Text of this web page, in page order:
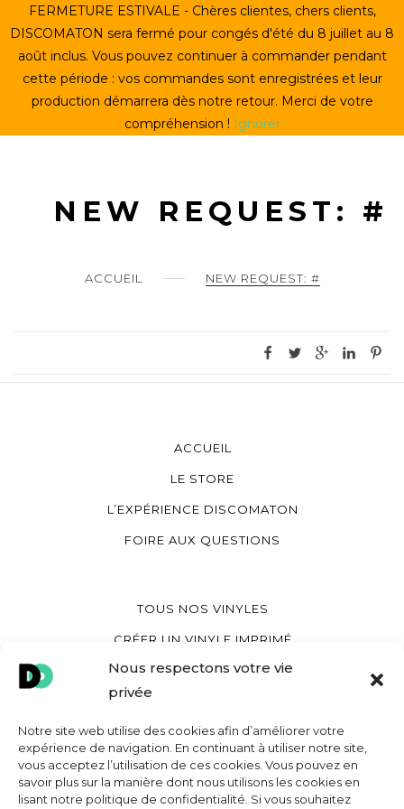
Nous respectons votre vie
privée
Notre site web utilise des cookies afin d’améliorer votre
expérience de navigation. En continuant à utiliser notre site,
vous acceptez l’utilisation de ces cookies. Vous pouvez en
savoir plus sur la manière dont nous utilisons les cookies en
lisant notre politique de confidentialité. Si vous souhaitez
to
content
ACCUEIL
CRÉER UN VINYLE
LE STORE
ACCUEIL NEW REQUEST: #
NEW REQUEST: #
ACCUEIL
LE STORE
L’EXPÉRIENCE DISCOMATON
FOIRE AUX QUESTIONS
TOUS NOS VINYLES
CRÉER UN VINYLE IMPRIMÉ
CRÉER UN VINYLE COEUR
CRÉER UNE POCHETTE VINYLE
MON COMPTE
CONTACT
FERMETURE ESTIVALE - Chères clientes, chers clients,
DISCOMATON sera fermé pour congés d'été du 8 juillet au 8
août inclus. Vous pouvez continuer à commander pendant
cette période : vos commandes sont enregistrées et leur
production démarrera dès notre retour. Merci de votre
compréhension ! Ignorer